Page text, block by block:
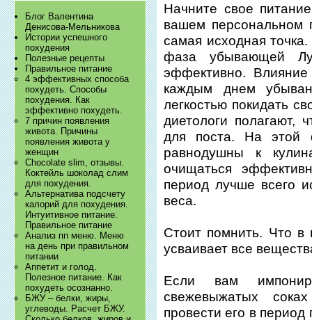
Блог Валентина
Денисова-Мельникова
Истории успешного
похудения
Полезные рецепты
Правильное питание
4 эффективных способа
похудеть. Способы
похудения. Как
эффективно похудеть.
7 причин появления
живота. Причины
появления живота у
женщин
Chocolate slim, отзывы.
Коктейль шоколад слим
для похудения.
Альтернатива подсчету
калорий для похудения.
Интуитивное питание.
Правильное питание
Анализ пп меню. Меню
на день при правильном
питании
Аппетит и голод.
Полезное питание. Как
похудеть осознанно.
БЖУ – белки, жиры,
углеводы. Расчет БЖУ.
Начните свое
вашем персональном
самая исходная
фаза убывающей
эффективно.
каждым днем
легкостью покидать
диетологи полагают,
для поста. На этой
равнодушны к
очищаться
период лучше всего
веса.
Стоит помнить. Что в
усваивает все
Если вам
свежевыжатых
провести его в период